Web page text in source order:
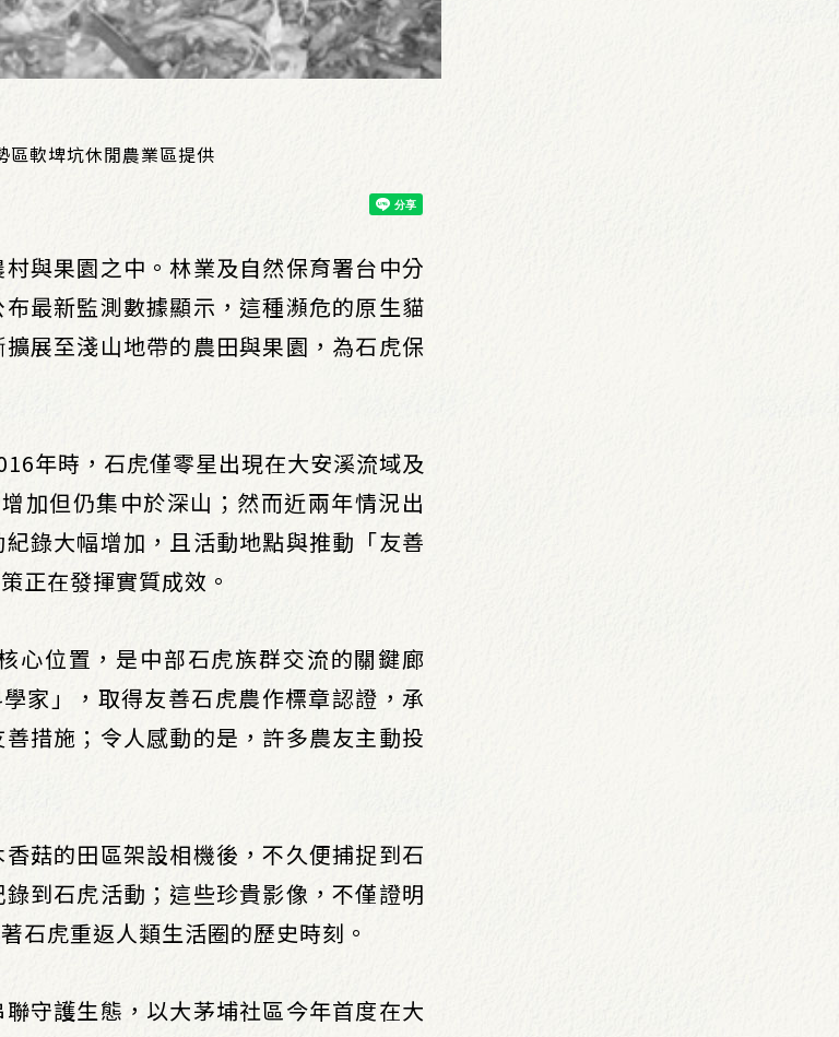
區軟埤坑休閒農業區提供
與果園之中。林業及自然保育署台中分
最新監測數據顯示，這種瀕危的原生貓
展至淺山地帶的農田與果園，為石虎保
年時，石虎僅零星出現在大安溪流域及
加但仍集中於深山；然而近兩年情況出
錄大幅增加，且活動地點與推動「友善
正在發揮實質成效。
心位置，是中部石虎族群交流的關鍵廊
家」，取得友善石虎農作標章認證，承
措施；令人感動的是，許多農友主動投
菇的田區架設相機後，不久便捕捉到石
到石虎活動；這些珍貴影像，不僅證明
石虎重返人類生活圈的歷史時刻。
守護生態，以大茅埔社區今年首度在大